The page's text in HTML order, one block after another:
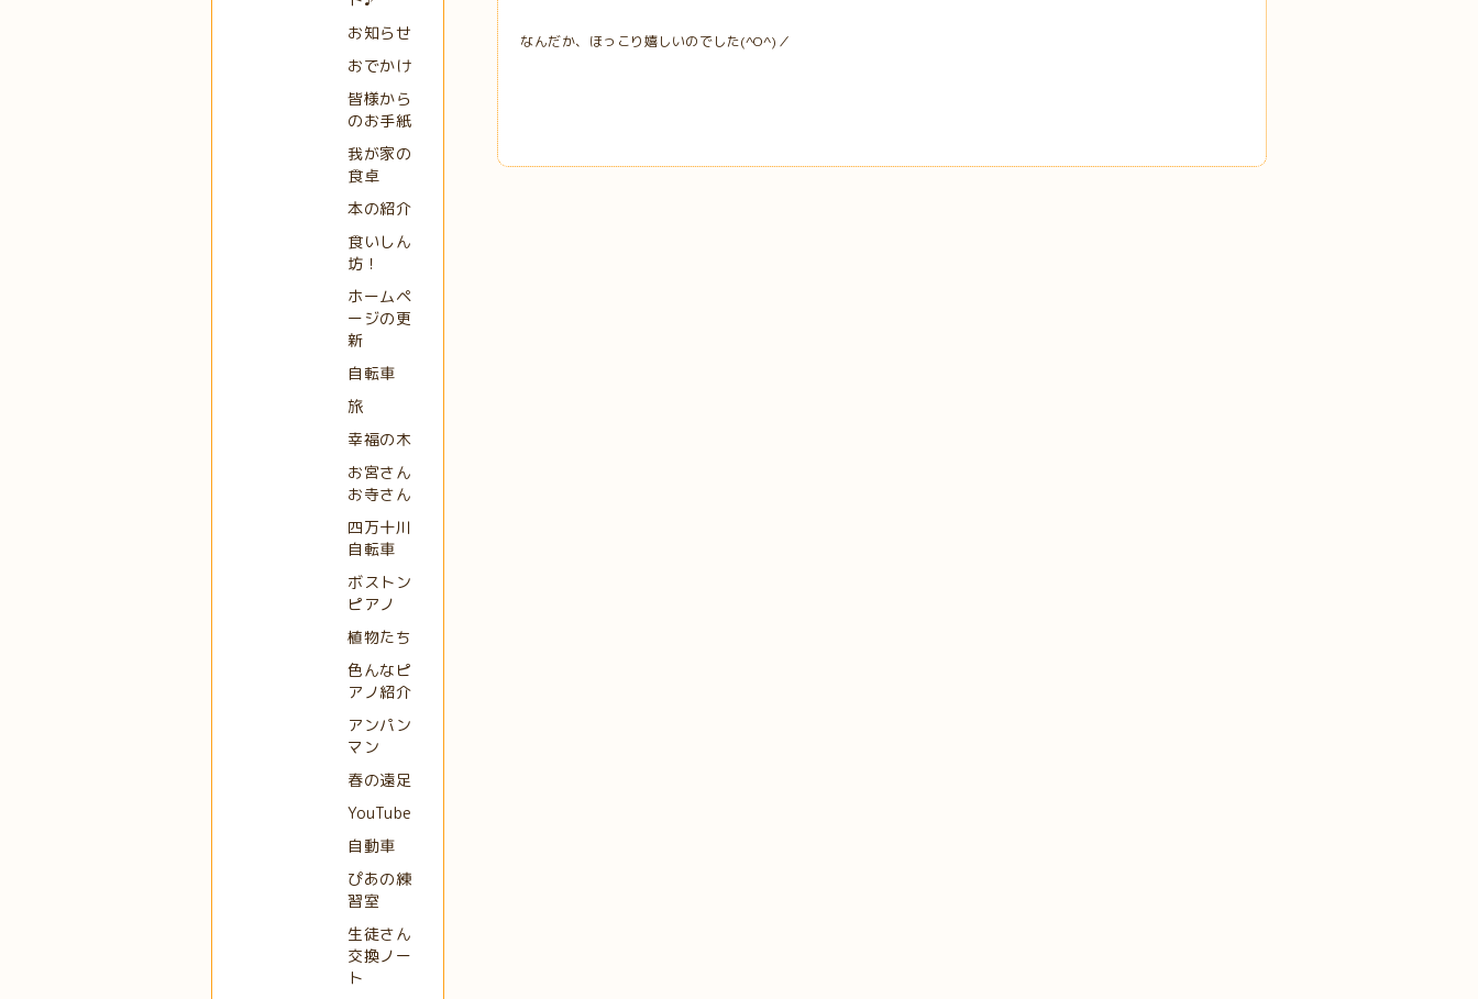
なんだか、ほっこり嬉しいのでした(^O^)／
お知らせ
おでかけ
皆様から
のお手紙
我が家の
食卓
本の紹介
食いしん
坊！
ホームペ
ージの更
新
自転車
旅
幸福の木
お宮さん
お寺さん
四万十川
自転車
ボストン
ピアノ
植物たち
色んなピ
アノ紹介
アンパン
マン
春の遠足
YouTube
自動車
ぴあの練
習室
生徒さん
交換ノー
ト